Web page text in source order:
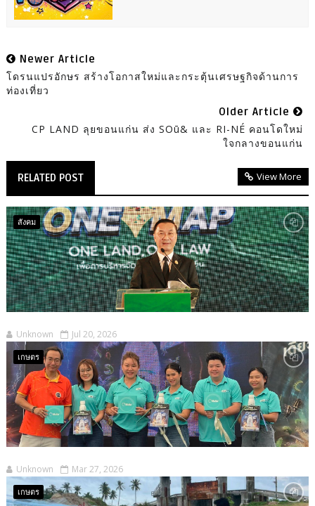
Newer Article
โดรนแปรอักษร สร้างโอกาสใหม่และกระตุ้นเศรษฐกิจด้านการ
ท่องเที่ยว
Older Article
CP LAND ลุยขอนแก่น ส่ง SOū& และ RI-NÉ คอนโดใหม่
ใจกลางขอนแก่น
RELATED POST View More
สังคม
Unknown Jul 20, 2026
เกษตร
Unknown Mar 27, 2026
เกษตร